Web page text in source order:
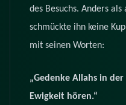
des Besuchs. Anders
schmückte ihn keine
mit seinen Worten:
„Gedenke Allahs in
Ewigkeit hören.“